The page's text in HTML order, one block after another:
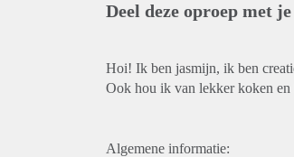
Deel deze oproep met
Hoi! Ik ben jasmijn, ik ben
Ook hou ik van lekker koken
Algemene informatie: